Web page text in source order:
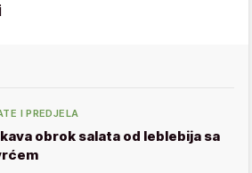
I PREDJELA
obrok salata od leblebija sa